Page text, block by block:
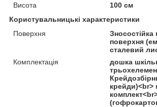
Висота
100 см
Користувальницькі характеристики
Поверхня
Зносостійка
поверхня
сталевий
Комплектація
дошка
крейди)<br>